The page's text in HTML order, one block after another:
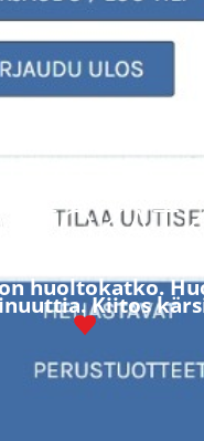
huoltokatko.
Kiitos